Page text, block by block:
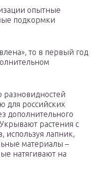
опытные
подкормки
то в первый год
для российских
дополнительного
растения с
используя лапник,
материалы –
натягивают на